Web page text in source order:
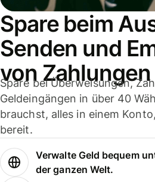
Spare beim
Senden und
von Zahlungen
Spare bei Überweisungen,
Geldeingängen in über 40
brauchst, alles in einem
bereit.
Verwalte Geld bequem
der ganzen Welt.